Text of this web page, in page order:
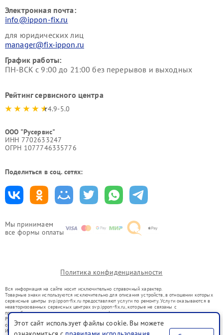
Мы принимаем
все формы оплаты
Электронная почта:
info@ippon-fix.ru
для юридических лиц
manager@fix-ippon.ru
График работы:
ПН-ВСК с 9:00 до 21:00 без перерывов и выходных
Рейтинг сервисного центра
4.9-5.0
ООО "Русервис"
ИНН 7702633247
ОГРН 1077746335776
Поделиться в соц. сетях:
Политика конфиденциальности
Вся информация на сайте носит исключительно справочный характер.
Товарные знаки используются исключительно для описания устройств, в отношении которых
сервисные центры svp.ippon-fix.ru предоставляют услуги по ремонту. Услуги оказываются в
неавторизованных сервисных центрах svp.ippon-fix.ru, которые не связаны с
правообладателями товарных знаков или их официальными представителями.
Ремонт осуществляется для устройств, уже введенных в гражданский оборот в соответствии
со статьей 1487 ГК РФ.
Использование товарных знаков не преследует цели индивидуализации услуг или введения
Этот сайт использует файлы cookie. Вы можете